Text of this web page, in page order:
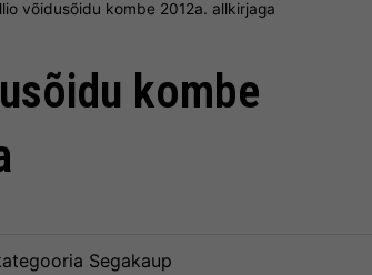
võidusõidu kombe 2012a. allkirjaga
kombe
Segakaup